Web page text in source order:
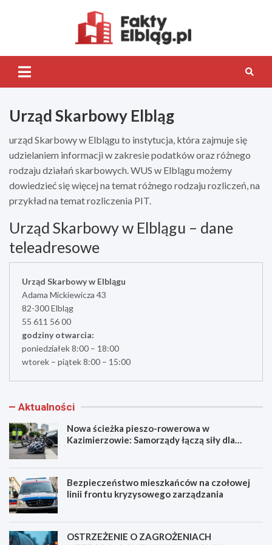
Urząd Skarbowy Elbląg
urząd Skarbowy w Elblągu to instytucja, która zajmuje się
udzielaniem informacji w zakresie podatków oraz różnego
rodzaju działań skarbowych. WUS w Elblągu możemy
dowiedzieć się więcej na temat różnego rodzaju rozliczeń, na
przykład na temat rozliczenia PIT.
Urząd Skarbowy w Elblągu – dane
teleadresowe
Urząd Skarbowy w Elblągu
Adama Mickiewicza 43
82-300 Elbląg
55 611 56 00
godziny otwarcia:
poniedziałek 8:00 – 18:00
wtorek – piątek 8:00 – 15:00
Aktualności
Nowa ścieżka pieszo-rowerowa w
Kazimierzowie: Samorządy łączą siły dla
Bezpieczeństwo mieszkańców na czołowej
linii frontu kryzysowego zarządzania
OSTRZEŻENIE O ZAGROŻENIACH